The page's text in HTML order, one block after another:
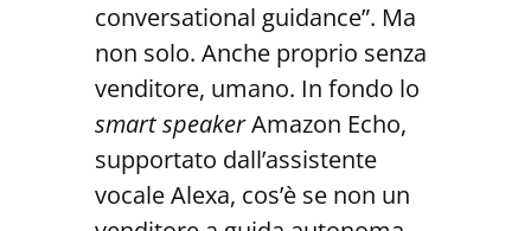
conversational guidance”. Ma
non solo. Anche proprio senza
venditore, umano. In fondo lo
smart speakerAmazon Echo,
supportato dall’assistente
vocale Alexa, cos’è se non un